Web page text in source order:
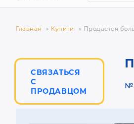
Главная » Купити » Продается
СВЯЗАТЬСЯ
С
ПРОДАВЦОМ
№